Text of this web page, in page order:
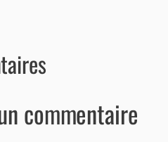
commentaire